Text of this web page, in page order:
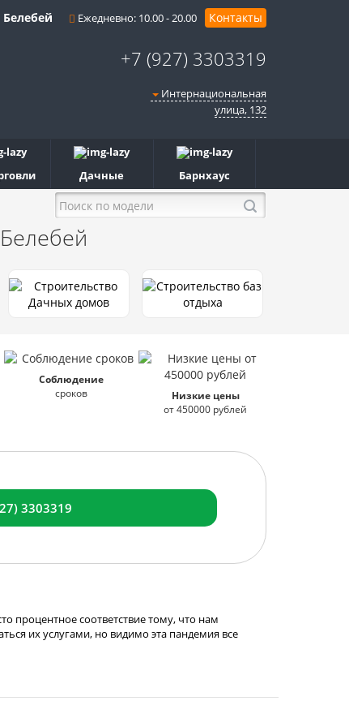
Белебей Ежедневно: 10.00 - 20.00 Контакты
+7 (927) 3303319
Интернациональная
улица, 132
Дачные Барнхаус
Белебей
Соблюдение
сроков
Низкие цены
от 450000 рублей
3303319
процентное соответствие тому, что нам
их услугами, но видимо эта пандемия все